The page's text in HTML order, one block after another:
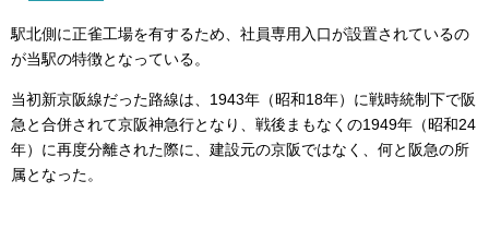
駅北側に正雀工場を有するため、社員専用入口が設置されているの
が当駅の特徴となっている。
当初新京阪線だった路線は、1943年（昭和18年）に戦時統制下で阪
急と合併されて京阪神急行となり、戦後まもなくの1949年（昭和24
年）に再度分離された際に、建設元の京阪ではなく、何と阪急の所
属となった。